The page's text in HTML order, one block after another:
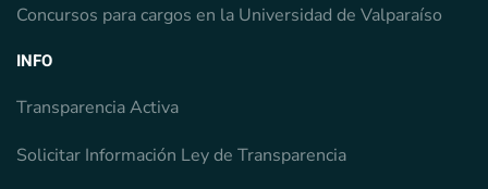
Concursos para cargos en la Universidad de Valparaíso
INFO
Transparencia Activa
Solicitar Información Ley de Transparencia